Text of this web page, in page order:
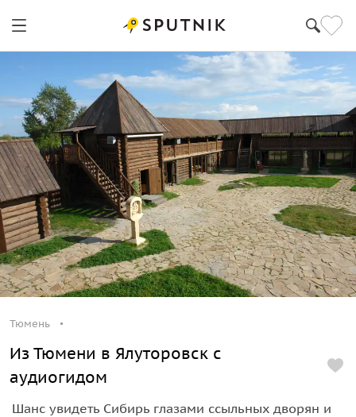
Тюмень
Из Тюмени в Ялуторовск с
аудиогидом
Шанс увидеть Сибирь глазами ссыльных дворян и